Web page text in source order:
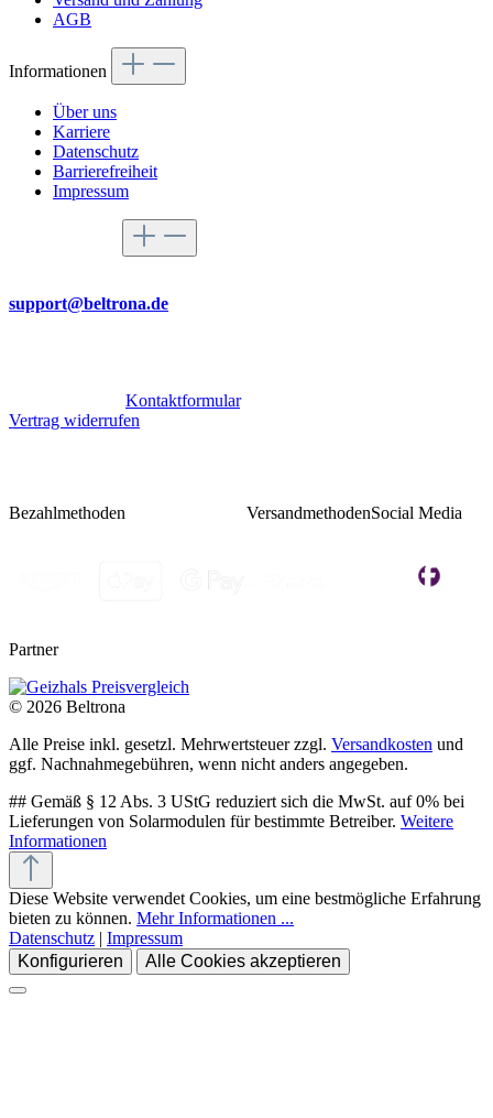
AGB
Informationen
Über uns
Karriere
Datenschutz
Barrierefreiheit
Impressum
support@beltrona.de
Kontaktformular.
Vertrag widerrufen
Bezahlmethoden VersandmethodenSocial Media
Partner
© 2026 Beltrona
Alle Preise inkl. gesetzl. Mehrwertsteuer zzgl. Versandkosten und
ggf. Nachnahmegebühren, wenn nicht anders angegeben.
## Gemäß § 12 Abs. 3 UStG reduziert sich die MwSt. auf 0% bei
Lieferungen von Solarmodulen für bestimmte Betreiber. Weitere
Informationen
Diese Website verwendet Cookies, um eine bestmögliche Erfahrung
bieten zu können. Mehr Informationen ...
Datenschutz | Impressum
Konfigurieren
Alle Cookies akzeptieren